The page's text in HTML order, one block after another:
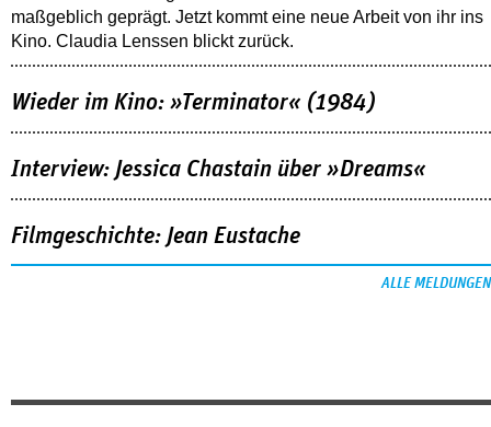
maßgeblich geprägt. Jetzt kommt eine neue Arbeit von ihr ins
Kino. Claudia Lenssen blickt zurück.
Wieder im Kino: »Terminator« (1984)
Interview: Jessica Chastain über »Dreams«
Filmgeschichte: Jean Eustache
ALLE MELDUNGEN